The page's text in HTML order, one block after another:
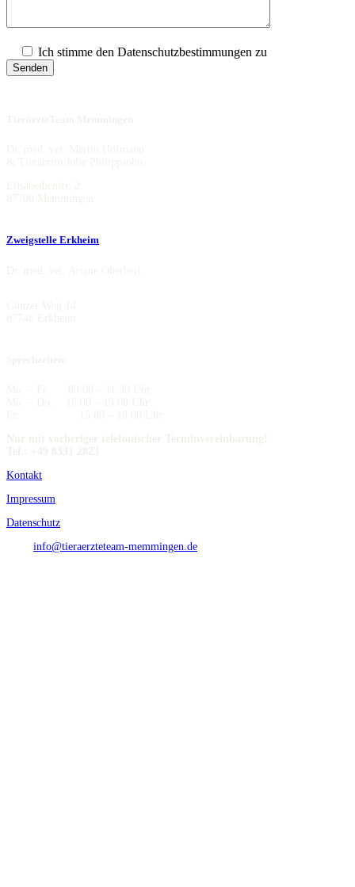
Ich stimme den Datenschutzbestimmungen zu
Zweigstelle Erkheim
Kontakt
Impressum
Datenschutz
info@tieraerzteteam-memmingen.de